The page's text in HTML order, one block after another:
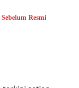
Resmi